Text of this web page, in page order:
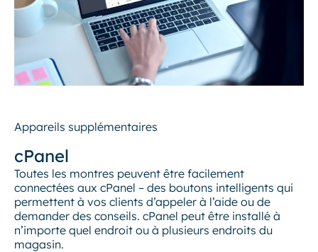
Appareils supplémentaires
cPanel
Toutes les montres peuvent être facilement
connectées aux cPanel – des boutons intelligents qui
permettent à vos clients d’appeler à l’aide ou de
demander des conseils. cPanel peut être installé à
n’importe quel endroit ou à plusieurs endroits du
magasin.